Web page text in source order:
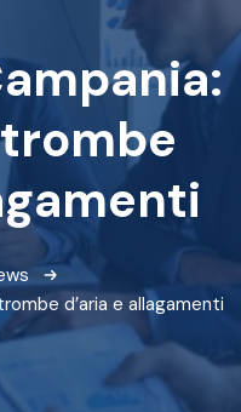
d’aria e allagamenti